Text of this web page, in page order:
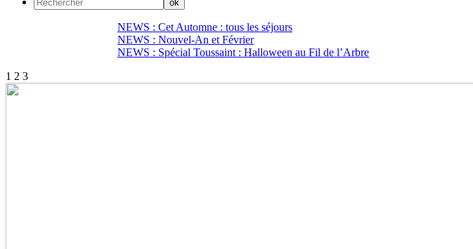
NEWS : Cet Automne : tous les séjours
NEWS : Nouvel-An et Février
NEWS : Spécial Toussaint : Halloween au Fil de l’Arbre
1 2 3